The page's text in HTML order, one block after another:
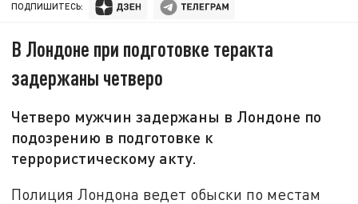
ПОДПИШИТЕСЬ:
В Лондоне при подготовке теракта
задержаны четверо
Четверо мужчин задержаны в Лондоне по
подозрению в подготовке к
террористическому акту.
Полиция Лондона ведет обыски по местам